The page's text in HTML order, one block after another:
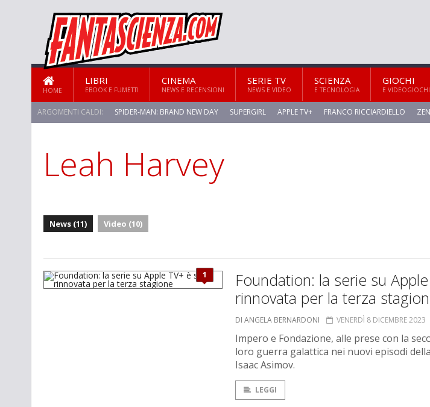
HOME
LIBRI
EBOOK E FUMETTI
CINEMA
NEWS E RECENSIONI
SERIE TV
NEWS E VIDEO
SCIENZA
E TECNOLOGIA
GIOCHI
E VIDEOGIOCHI
ARGOMENTI CALDI: SPIDER-MAN: BRAND NEW DAY SUPERGIRL APPLE TV+ FRANCO RICCIARDIELLO
Leah Harvey
News (11) Video (10)
1
Foundation: la serie su
rinnovata per la terza
DI ANGELA BERNARDONI VENERDÌ 8 DICEMBRE 2023
Impero e Fondazione, alle prese con la
loro guerra galattica nei nuovi episodi
Isaac Asimov.
LEGGI